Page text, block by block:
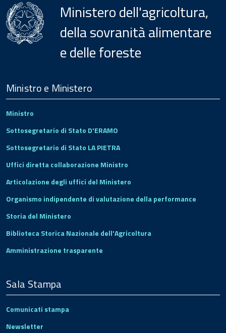
Ministero dell'agricoltura,
della sovranità alimentare
e delle foreste
Footer
Ministro e Ministero
Ministro
Sottosegretario di Stato D'ERAMO
Sottosegretario di Stato LA PIETRA
Uffici diretta collaborazione Ministro
Articolazione degli uffici del Ministero
Organismo indipendente di valutazione della performance
Storia del Ministero
Biblioteca Storica Nazionale dell'Agricoltura
Amministrazione trasparente
Sala Stampa
Comunicati stampa
Newsletter